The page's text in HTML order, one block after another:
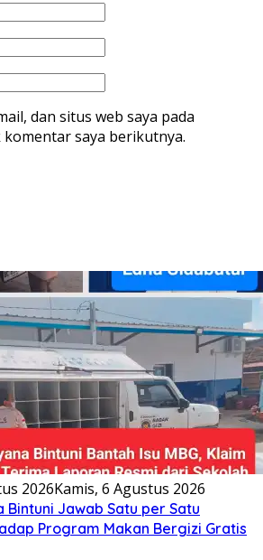
dan situs web saya pada
saya berikutnya.
2026Kamis, 6 Agustus 2026
Bintuni Jawab Satu per Satu
Program Makan Bergizi Gratis